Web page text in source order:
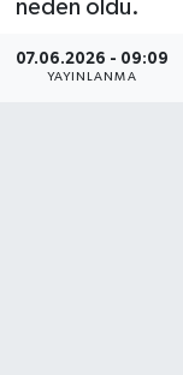
neden oldu.
07.06.2026 - 09:09
YAYINLANMA
Ekonomi
Spor
Son Dakika
Haber Arşivi